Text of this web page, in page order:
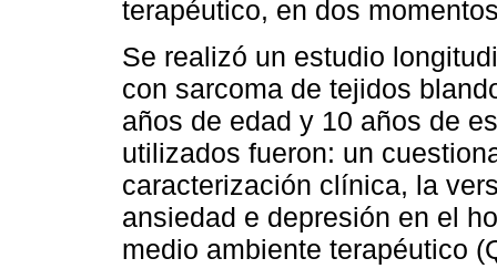
terapéutico, en dos
Se realizó un estudio
con sarcoma de tejidos
años de edad y 10 años de
utilizados fueron: un
caracterización clínica, la
ansiedad e depresión en el
medio ambiente terapéutico